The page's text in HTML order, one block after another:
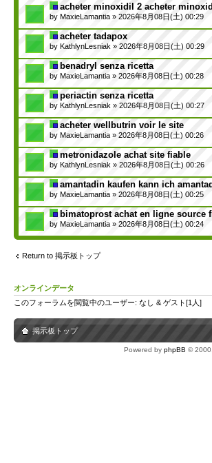
acheter minoxidil 2 acheter
by MaxieLamantia » 2026年8月08日(土) 00:29
acheter tadapox
by KathlynLesniak » 2026年8月08日(土) 00:29
benadryl senza ricetta
by MaxieLamantia » 2026年8月08日(土) 00:28
periactin senza ricetta
by KathlynLesniak » 2026年8月08日(土) 00:27
acheter wellbutrin voir le site
by MaxieLamantia » 2026年8月08日(土) 00:26
metronidazole achat site fiable
by KathlynLesniak » 2026年8月08日(土) 00:26
amantadin kaufen kann ich
by MaxieLamantia » 2026年8月08日(土) 00:25
bimatoprost achat en ligne source
by MaxieLamantia » 2026年8月08日(土) 00:24
Return to 掲示板トップ
オンラインデータ
このフォーラムを閲覧中のユーザー: なし & ゲスト[1人]
掲示板トップ
Powered by phpBB ©